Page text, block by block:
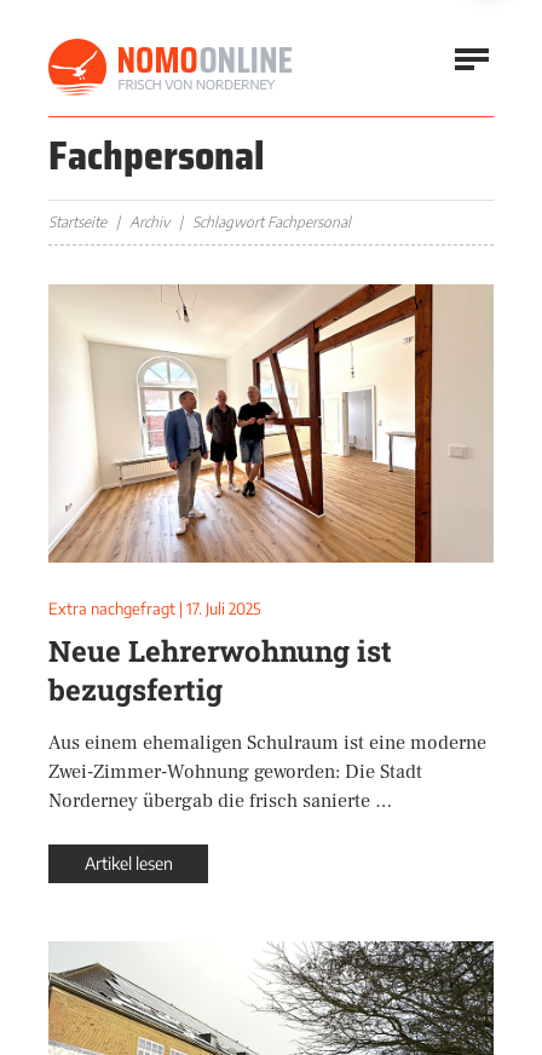
Fachpersonal
Startseite Archiv Schlagwort Fachpersonal
Extra nachgefragt | 17. Juli 2025
Neue Lehrerwohnung ist
bezugsfertig
Aus einem ehemaligen Schulraum ist eine moderne
Zwei-Zimmer-Wohnung geworden: Die Stadt
Norderney übergab die frisch sanierte …
Artikel lesen